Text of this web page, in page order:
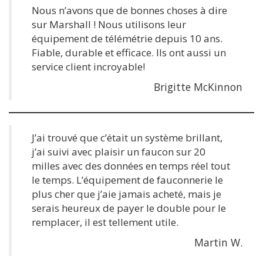
Nous n’avons que de bonnes choses à dire
sur Marshall ! Nous utilisons leur
équipement de télémétrie depuis 10 ans.
Fiable, durable et efficace. Ils ont aussi un
service client incroyable!
Brigitte McKinnon
J’ai trouvé que c’était un système brillant,
j’ai suivi avec plaisir un faucon sur 20
milles avec des données en temps réel tout
le temps. L’équipement de fauconnerie le
plus cher que j’aie jamais acheté, mais je
serais heureux de payer le double pour le
remplacer, il est tellement utile.
Martin W.